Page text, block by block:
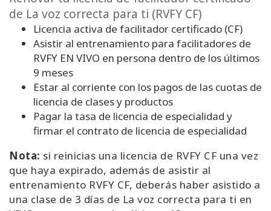
de La voz correcta para ti (RVFY CF)
Licencia activa de facilitador certificado (CF)
Asistir al entrenamiento para facilitadores de
RVFY EN VIVO en persona dentro de los últimos
9 meses
Estar al corriente con los pagos de las cuotas de
licencia de clases y productos
Pagar la tasa de licencia de especialidad y
firmar el contrato de licencia de especialidad
Nota: si reinicias una licencia de RVFY CF una vez
que haya expirado, además de asistir al
entrenamiento RVFY CF, deberás haber asistido a
una clase de 3 días de La voz correcta para ti en